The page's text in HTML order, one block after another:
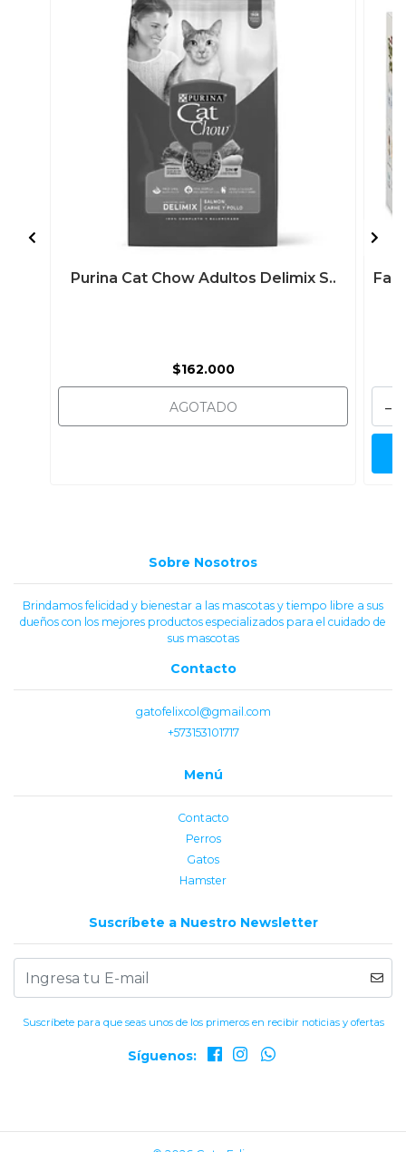
Purina Cat Chow Adultos Delimix S..
$162.000
AGOTADO -
Sobre Nosotros
Brindamos felicidad y bienestar a las mascotas y tiempo libre a sus
dueños con los mejores productos especializados para el cuidado de
sus mascotas
Contacto
gatofelixcol@gmail.com
+573153101717
Menú
Contacto
Perros
Gatos
Hamster
Suscríbete a Nuestro Newsletter
Suscríbete para que seas unos de los primeros en recibir noticias y ofertas
Síguenos: